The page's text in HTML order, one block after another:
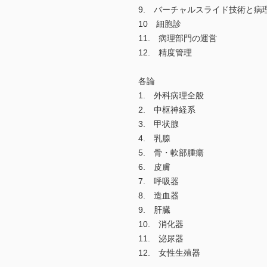
9. バーチャルスライド技術と病
10 細胞診
11. 病理部門の運営
12. 精度管理
各論
1. 外科病理全般
2. 中枢神経系
3. 甲状腺
4. 乳腺
5. 骨・軟部腫瘍
6. 皮膚
7. 呼吸器
8. 造血器
9. 肝臓
10. 消化器
11. 泌尿器
12. 女性生殖器